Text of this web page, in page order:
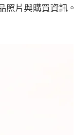
片與購買資訊